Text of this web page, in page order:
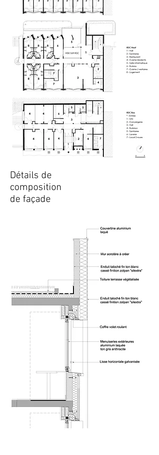
Détails de
composition
de façade